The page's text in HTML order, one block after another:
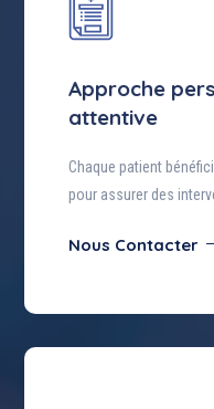
Approche
attentive
Chaque patient
pour assurer des
Nous Contacter